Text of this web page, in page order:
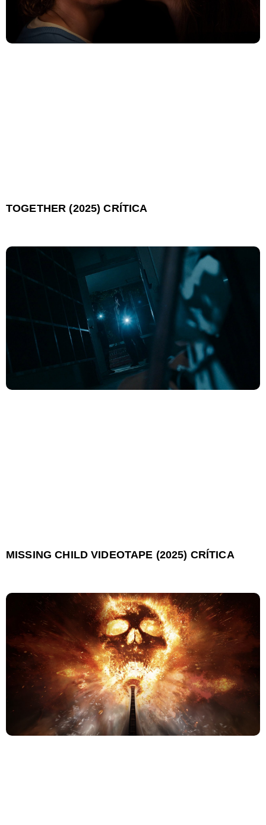
TOGETHER (2025) CRÍTICA
MISSING CHILD VIDEOTAPE (2025) CRÍTICA